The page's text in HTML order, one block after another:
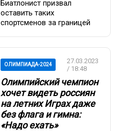
Биатлонист призвал
оставить таких
спортсменов за границей
ОЛИМПИАДА-2024
27.03.2023
/ 18:48
Олимпийский чемпион
хочет видеть россиян
на летних Играх даже
без флага и гимна:
«Надо ехать»